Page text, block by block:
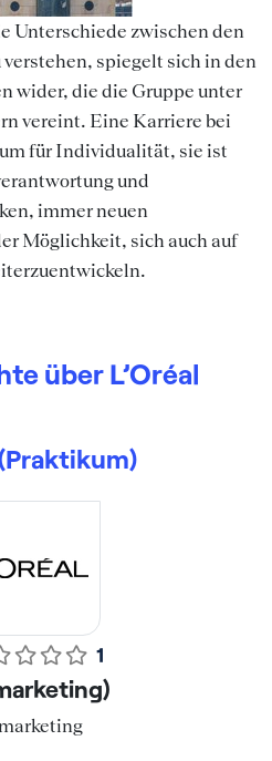
Unterschiede zwischen den
spiegelt sich in den
wider, die die Gruppe unter
vereint. Eine Karriere bei
für Individualität, sie ist
und
immer neuen
Möglichkeit, sich auch auf
über L’Oréal
1